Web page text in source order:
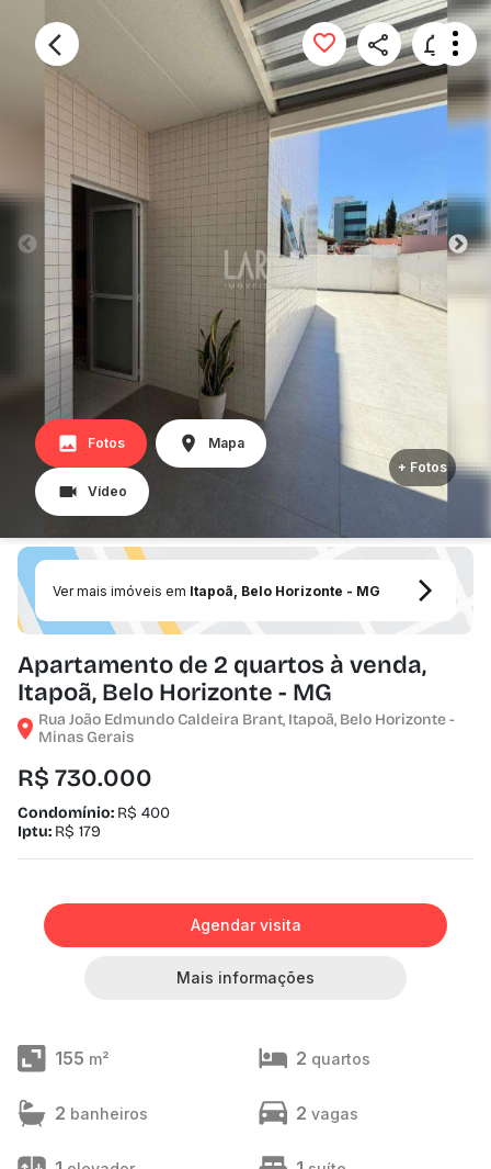
Fotos Mapa
Vídeo
+ Fotos
Ver mais imóveis em Itapoã, Belo Horizonte - MG
Apartamento de 2 quartos à venda,
Itapoã, Belo Horizonte - MG
Rua João Edmundo Caldeira Brant, Itapoã, Belo Horizonte -
Minas Gerais
R$ 730.000
Condomínio: R$ 400
Iptu: R$ 179
Agendar visita
Mais informações
155 m² 2 quartos
2 banheiros 2 vagas